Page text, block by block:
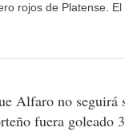
rojos de Platense.
Alfaro no seguirá
fuera goleado